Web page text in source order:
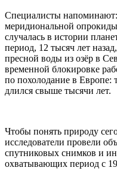
Специалисты напоминают:
меридиональной
случалась в истории
период, 12 тысяч лет
пресной воды из озёр в
временной блокировке
по похолодание в Европе:
длился свыше тысячи лет.
Чтобы понять природу
исследователи провели
спутниковых снимков и
охватывающих период с